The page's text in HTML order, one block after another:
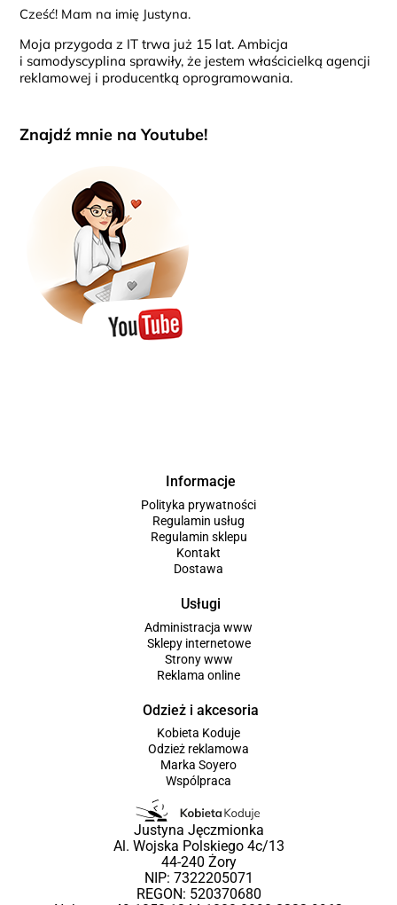
Cześć! Mam na imię Justyna.
Moja przygoda z IT trwa już 15 lat. Ambicja
i samodyscyplina sprawiły, że jestem właścicielką agencji
reklamowej i producentką oprogramowania.
Znajdź mnie na Youtube!
Informacje
Polityka prywatności
Regulamin usług
Regulamin sklepu
Kontakt
Dostawa
Usługi
Administracja www
Sklepy internetowe
Strony www
Reklama online
Odzież i akcesoria
Kobieta Koduje
Odzież reklamowa
Marka Soyero
Wspólpraca
Justyna Jęczmionka
Al. Wojska Polskiego 4c/13
44-240 Żory
NIP: 7322205071
REGON: 520370680